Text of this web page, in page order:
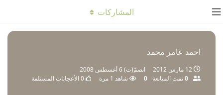
احمد عامر محمد
12 مارس 2012 انضمّ(ت)6 أغسطس 2008
0تمت المتابعة 0 شاهد 1 مرة 0الأعجابات المستلمة
المشاركات